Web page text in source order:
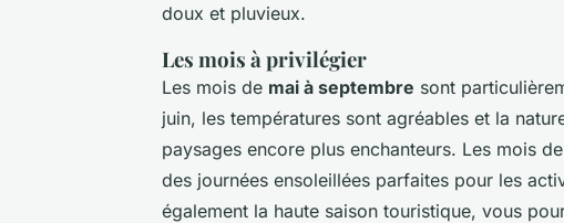
doux et pluvieux.
Les mois à privilégier
Les mois de mai à septembre sont
juin, les températures sont agréables et la
paysages encore plus enchanteurs. Les mois
des journées ensoleillées parfaites pour les
également la haute saison touristique, vous